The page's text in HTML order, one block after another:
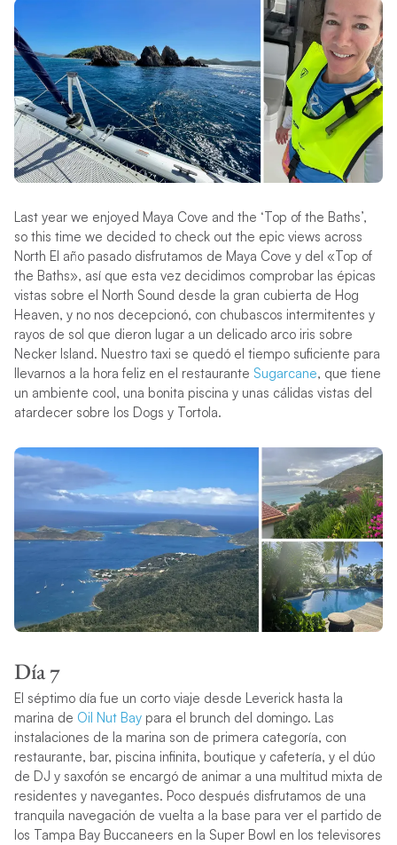
Last year we enjoyed Maya Cove and the ‘Top of the Baths’,
so this time we decided to check out the epic views across
North El año pasado disfrutamos de Maya Cove y del «Top of
the Baths», así que esta vez decidimos comprobar las épicas
vistas sobre el North Sound desde la gran cubierta de Hog
Heaven, y no nos decepcionó, con chubascos intermitentes y
rayos de sol que dieron lugar a un delicado arco iris sobre
Necker Island. Nuestro taxi se quedó el tiempo suficiente para
llevarnos a la hora feliz en el restaurante Sugarcane, que tiene
un ambiente cool, una bonita piscina y unas cálidas vistas del
atardecer sobre los Dogs y Tortola.
Día 7
El séptimo día fue un corto viaje desde Leverick hasta la
marina de Oil Nut Baypara el brunch del domingo. Las
instalaciones de la marina son de primera categoría, con
restaurante, bar, piscina infinita, boutique y cafetería, y el dúo
de DJ y saxofón se encargó de animar a una multitud mixta de
residentes y navegantes. Poco después disfrutamos de una
tranquila navegación de vuelta a la base para ver el partido de
los Tampa Bay Buccaneers en la Super Bowl en los televisores